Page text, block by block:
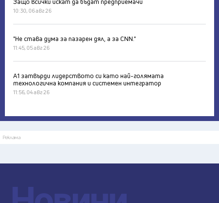
10:30, 06 авг 26
"Не става дума за пазарен дял, а за CNN."
11:45, 05 авг 26
А1 затвърди лидерството си като най-голямата
технологична компания и системен интегратор
11:56, 04 авг 26
Реклама